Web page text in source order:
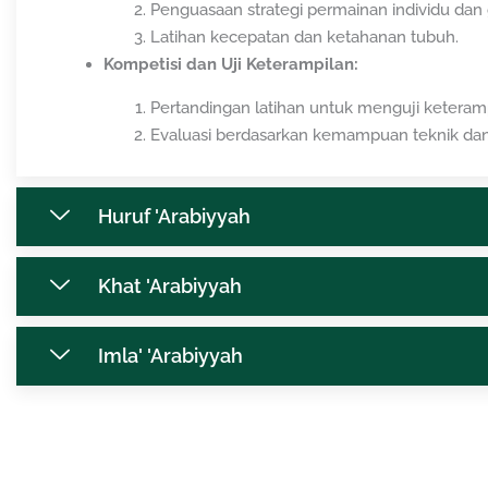
Penguasaan strategi permainan individu dan
Latihan kecepatan dan ketahanan tubuh.
Kompetisi dan Uji Keterampilan:
Pertandingan latihan untuk menguji
Evaluasi berdasarkan kemampuan teknik
Huruf 'Arabiyyah
Khat 'Arabiyyah
Imla' 'Arabiyyah